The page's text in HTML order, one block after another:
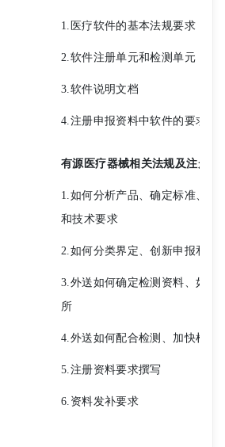
1.医疗软件的基本法规要求
2.软件注册单元和检测单元
3.软件说明文档
4.注册申报资料中软件的要求
有源医疗器械相关法规及注册
1.如何分析产品、确定标准、撰
和技术要求
2.如何分类界定、创新申报和优
3.外送如何确定检测资料、如何
所
4.外送如何配合检测、加快检测
5.注册资料要求撰写
6.资料发补要求